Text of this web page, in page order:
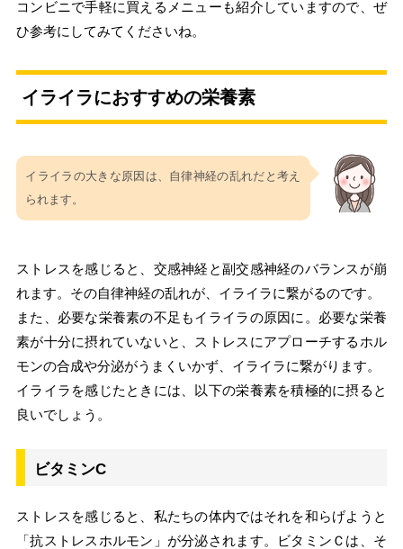
コンビニで手軽に買えるメニューも紹介していますので、ぜ
ひ参考にしてみてくださいね。
イライラにおすすめの栄養素
イライラの大きな原因は、自律神経の乱れだと考え
られます。
ストレスを感じると、交感神経と副交感神経のバランスが崩
れます。その自律神経の乱れが、イライラに繋がるのです。
また、必要な栄養素の不足もイライラの原因に。必要な栄養
素が十分に摂れていないと、ストレスにアプローチするホル
モンの合成や分泌がうまくいかず、イライラに繋がります。
イライラを感じたときには、以下の栄養素を積極的に摂ると
良いでしょう。
ビタミンC
ストレスを感じると、私たちの体内ではそれを和らげようと
「抗ストレスホルモン」が分泌されます。ビタミンＣは、そ